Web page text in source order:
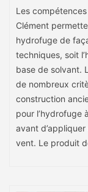
Les
Clément
hydrofuge de
techniques, soit
base de solvant.
de nombreux
construction
pour l’hydrofuge
avant
vent. Le produit